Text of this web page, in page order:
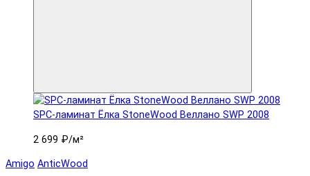
SPC-ламинат Ëлка StoneWood Веллано SWP 2008
2 699 ₽/м²
Amigo AnticWood